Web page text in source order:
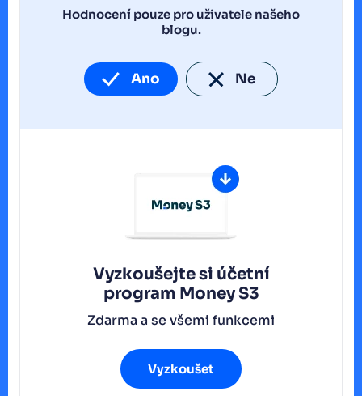
Hodnocení pouze pro uživatele našeho
blogu.
Ano Ne
Vyzkoušejte si účetní
program Money S3
Zdarma a se všemi funkcemi
Vyzkoušet